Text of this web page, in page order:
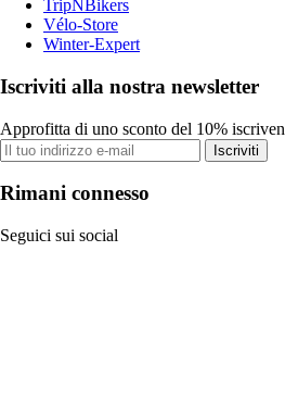
TripNBikers
Vélo-Store
Winter-Expert
Iscriviti alla nostra newsletter
Approfitta di uno sconto del 10%
Iscriviti
Rimani connesso
Seguici sui social